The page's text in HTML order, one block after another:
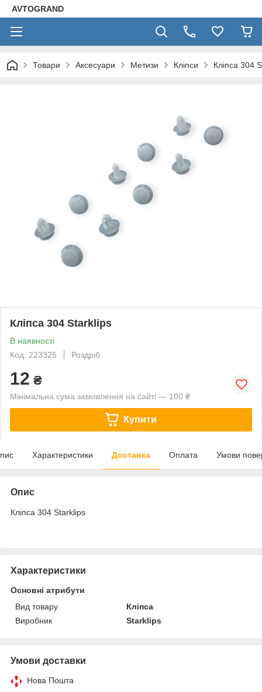
AVTOGRAND
Товари Аксесуари Метизи Кліпси Кліпса 304
Кліпса 304 Starklips
В наявності
Код: 223325
Роздріб
12 ₴
Мінімальна сума замовлення на сайті — 100 ₴
Купити
Характеристики Доставка Оплата Умови
Опис
Кліпса 304 Starklips
Характеристики
Основні атрибути
Вид товару
Кліпса
Виробник
Starklips
Умови доставки
Нова Пошта